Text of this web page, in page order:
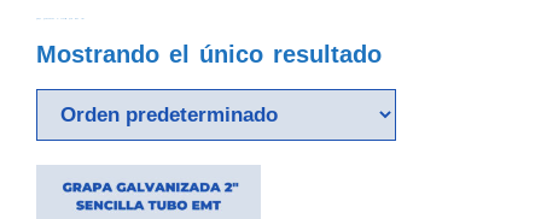
Mostrando el único resultado